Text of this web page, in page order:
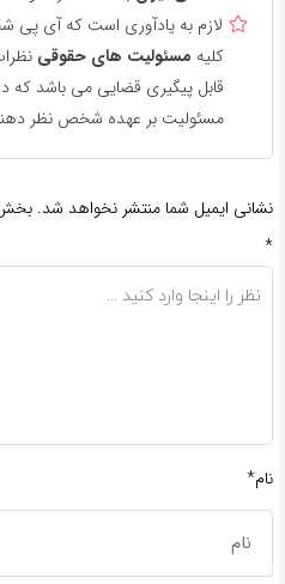
لازم به یادآوری است که آی
کلیه مسئولیت های حقوقی
قابل پیگیری قضایی می باشد
مسئولیت بر عهده شخص نظر
نشانی ایمیل شما منتشر نخواهد شد.
*
نام*